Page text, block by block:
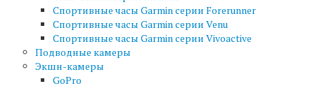
Спортивные часы Garmin серии Forerunner
Спортивные часы Garmin серии Venu
Спортивные часы Garmin серии Vivoactive
Подводные камеры
Экшн-камеры
GoPro